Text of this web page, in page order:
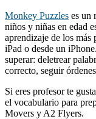
Monkey Puzzles es un
niños y niñas en edad
aprendizaje de los más
iPad o desde un
superar: deletrear
correcto, seguir
Si eres profesor te
el vocabulario para
Movers y A2 Flyers.